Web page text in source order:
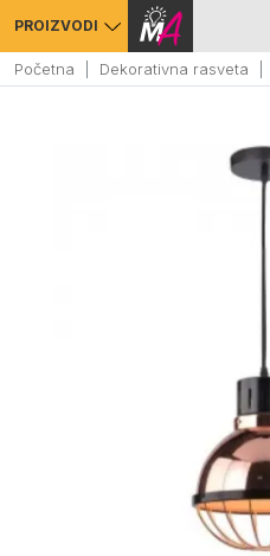
PROIZVODI
Početna Dekorativna rasveta